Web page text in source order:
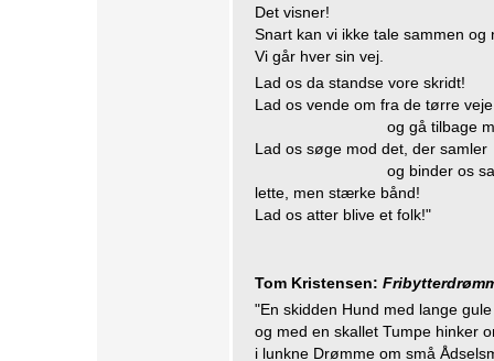
Det visner!
Snart kan vi ikke tale sammen og
Vi går hver sin vej.
Lad os da standse vore skridt!
Lad os vende om fra de tørre veje
og gå tilbage
Lad os søge mod det, der samler
og binder os
lette, men stærke bånd!
Lad os atter blive et folk!"
Tom Kristensen:
"En skidden Hund med lange
og med en skallet Tumpe hinker
i lunkne Drømme om små